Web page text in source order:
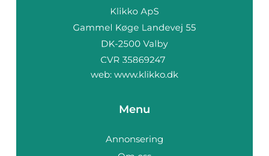
web: www.klikko.dk
Menu
Annonsering